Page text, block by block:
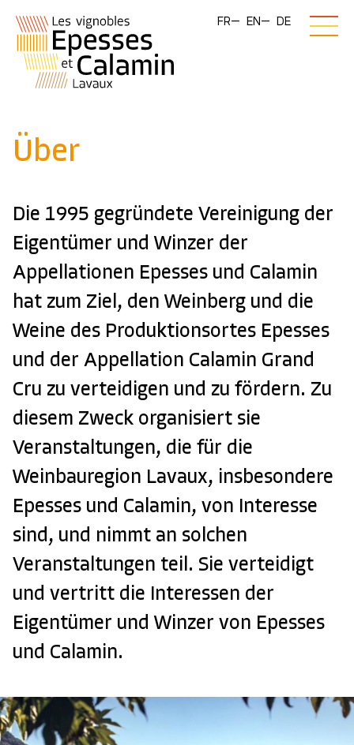
FR EN DE
Über
Die 1995 gegründete Vereinigung der
Eigentümer und Winzer der
Appellationen Epesses und Calamin
hat zum Ziel, den Weinberg und die
Weine des Produktionsortes Epesses
und der Appellation Calamin Grand
Cru zu verteidigen und zu fördern. Zu
diesem Zweck organisiert sie
Veranstaltungen, die für die
Weinbauregion Lavaux, insbesondere
Epesses und Calamin, von Interesse
sind, und nimmt an solchen
Veranstaltungen teil. Sie verteidigt
und vertritt die Interessen der
Eigentümer und Winzer von Epesses
und Calamin.